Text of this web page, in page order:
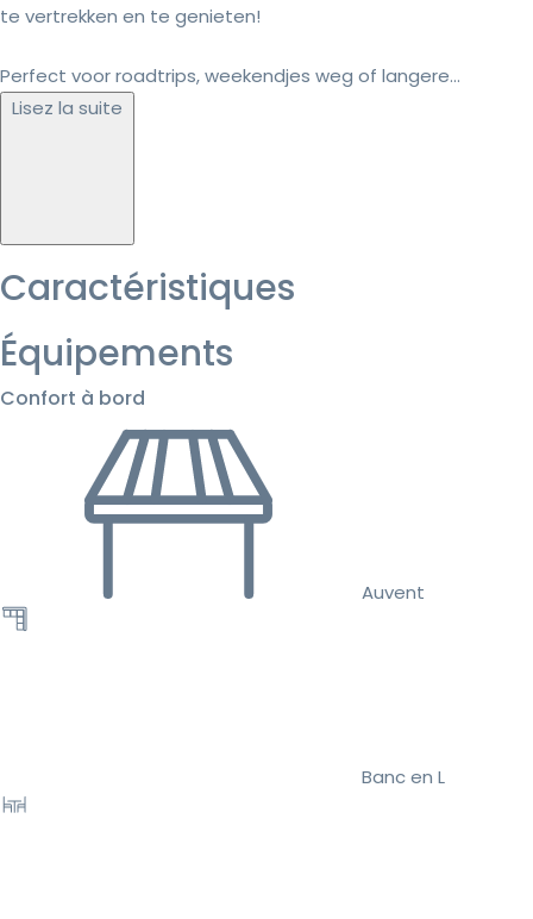
te vertrekken en te genieten!
Perfect voor roadtrips, weekendjes weg of langere...
Lisez la suite
Caractéristiques
Équipements
Confort à bord
Auvent
Banc en L